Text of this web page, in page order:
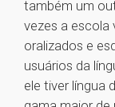
também um
vezes a escola
oralizados e
usuários da
ele tiver língua